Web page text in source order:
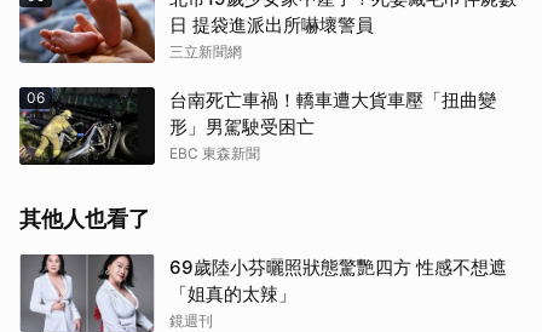
日 提袋進派出所嚇壞警員
三立新聞網
06
台南死亡車禍！轎車遭大貨車壓「扭曲變
形」男駕駛受困亡
EBC 東森新聞
其他人也看了
69歲陸小芬曬照狀態驚艷四方 性感不想遮
「姐真的太辣」
鏡週刊